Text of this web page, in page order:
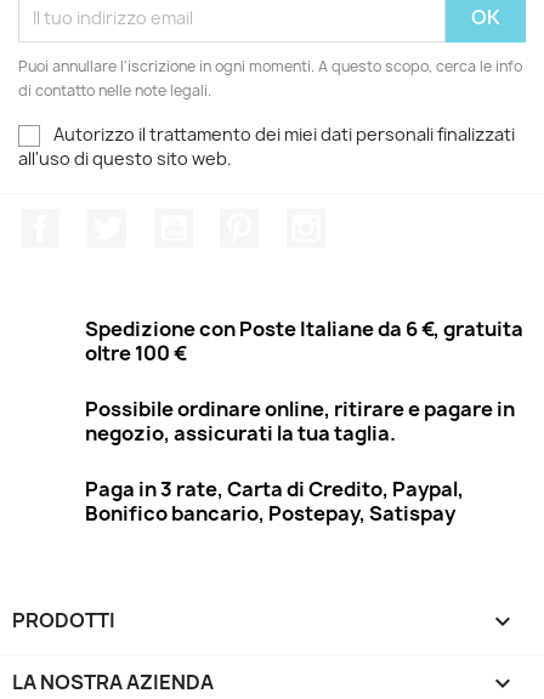
Puoi annullare l'iscrizione in ogni momenti. A questo scopo, cerca le info
di contatto nelle note legali.
Autorizzo il trattamento dei miei dati personali finalizzati
all'uso di questo sito web.
Spedizione con Poste Italiane da 6 €, gratuita
oltre 100 €
Possibile ordinare online, ritirare e pagare in
negozio, assicurati la tua taglia.
Paga in 3 rate, Carta di Credito, Paypal,
Bonifico bancario, Postepay, Satispay
PRODOTTI 
LA NOSTRA AZIENDA 